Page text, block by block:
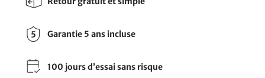
Garantie 5 ans incluse
100 jours d’essai sans risque